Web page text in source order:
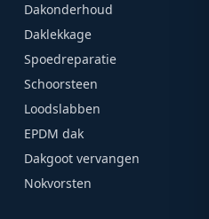
Dakonderhoud
Daklekkage
Spoedreparatie
Schoorsteen
Loodslabben
EPDM dak
Dakgoot vervangen
Nokvorsten